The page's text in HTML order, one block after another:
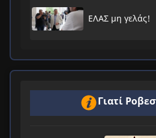
ΕΛΑΣ μη γελάς!
Γιατί